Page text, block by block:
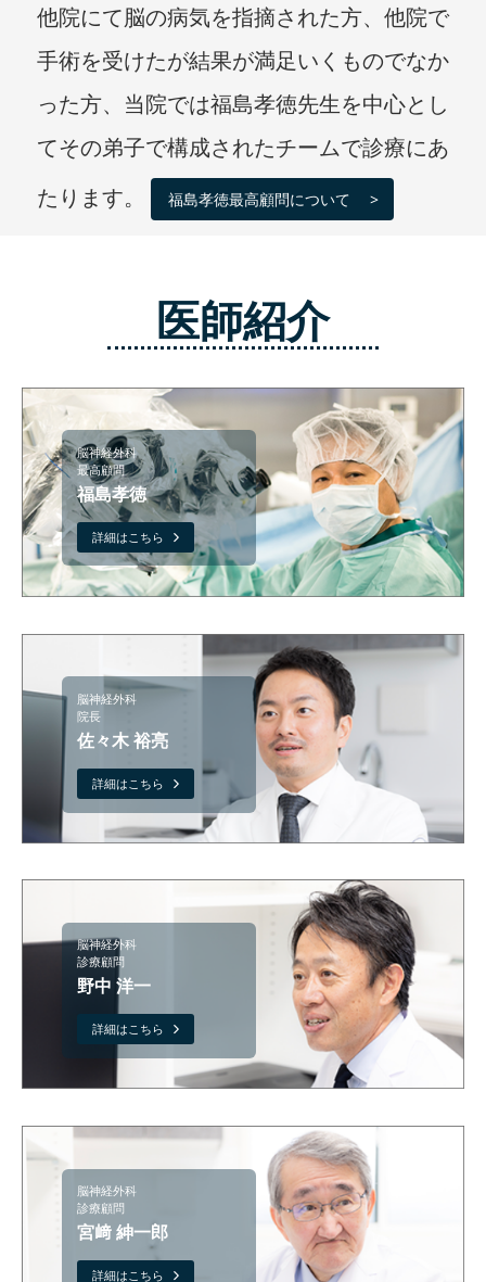
他院にて脳の病気を指摘された方、他院で
手術を受けたが結果が満足いくものでなか
った方、当院では福島孝徳先生を中心とし
てその弟子で構成されたチームで診療にあ
たります。
福島孝徳最高顧問について
医師紹介
脳神経外科
最高顧問
福島孝徳
詳細はこちら
脳神経外科
院長
佐々木 裕亮
詳細はこちら
脳神経外科
診療顧問
野中 洋一
詳細はこちら
脳神経外科
診療顧問
宮﨑 紳一郎
詳細はこちら